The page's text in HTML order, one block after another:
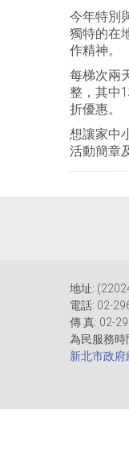
今年特別
獨特的在
作精神。
每梯次兩
整，其中
折優惠。
想讓家中
活動簡章
地址:
電話: 02-
傳 真: 02-
為民服務時
新北市政府